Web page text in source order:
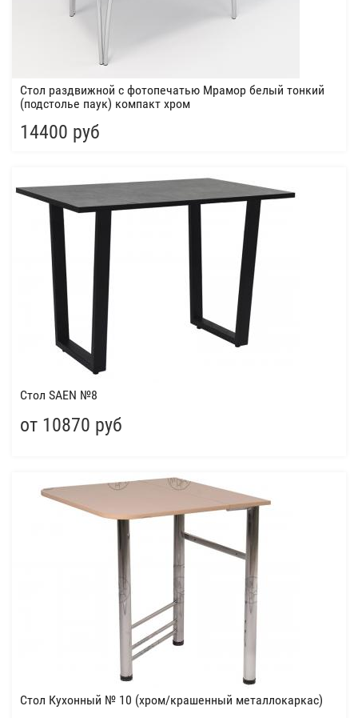
Стол раздвижной с фотопечатью Мрамор белый тонкий
(подстолье паук) компакт хром
14400 руб
Cтол SAEN №8
от 10870 руб
Стол Кухонный № 10 (хром/крашенный металлокаркас)